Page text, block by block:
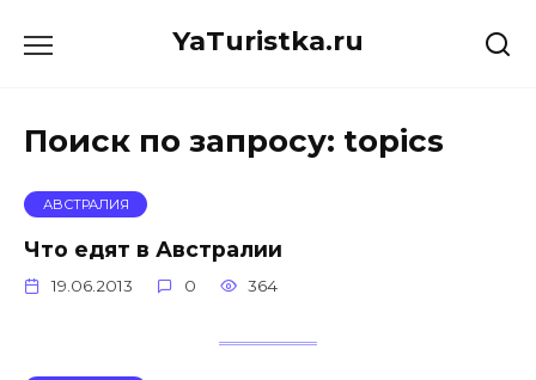
YaTuristka.ru
Поиск по запросу: topics
АВСТРАЛИЯ
Что едят в Австралии
19.06.2013 0 364